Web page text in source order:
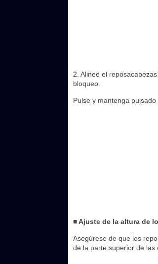
2. Alinee el
bloqueo.
Pulse y mantenga
■ Ajuste de la altura de
Asegúrese de que los
de la parte superior de las